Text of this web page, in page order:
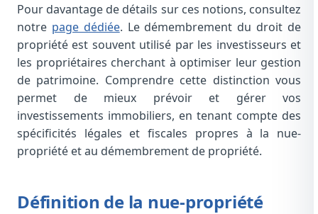
Pour davantage de détails sur ces notions, consultez
notre page dédiée. Le démembrement du droit de
propriété est souvent utilisé par les investisseurs et
les propriétaires cherchant à optimiser leur gestion
de patrimoine. Comprendre cette distinction vous
permet de mieux prévoir et gérer vos
investissements immobiliers, en tenant compte des
spécificités légales et fiscales propres à la nue-
propriété et au démembrement de propriété.
Définition de la nue-propriété